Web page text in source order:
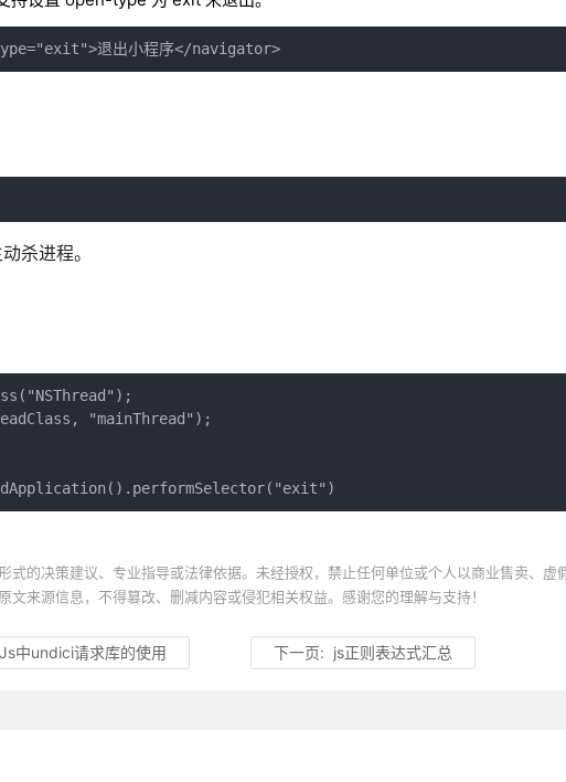
退出小程序</navigator>
杀进程。
"mainThread");
式的决策建议、专业指导或法律依据。未经授权，禁止任何单位或个人以商业售卖、虚
来源信息，不得篡改、删减内容或侵犯相关权益。感谢您的理解与支持！
中undici请求库的使用 下一页: js正则表达式汇总